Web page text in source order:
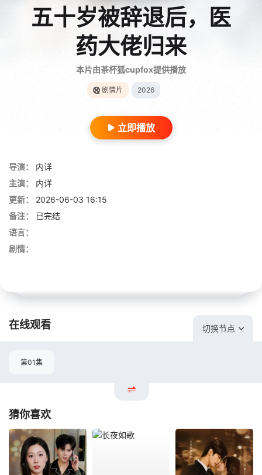
五十岁被辞退后，医
药大佬归来
本片由茶杯狐cupfox提供播放
剧情片 2026
立即播放
导演：
内详
主演：
内详
更新：
2026-06-03 16:15
备注：
已完结
语言：
剧情：
在线观看 切换节点
第01集
猜你喜欢